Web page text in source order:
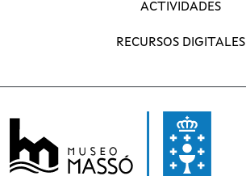
ACTIVIDADES
RECURSOS DIGITALES